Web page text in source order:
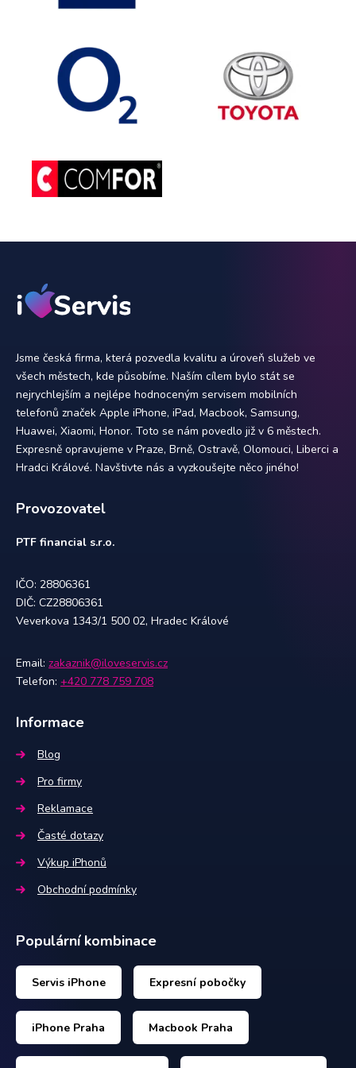
Jsme česká firma, která pozvedla kvalitu a úroveň služeb ve
všech městech, kde působíme. Naším cílem bylo stát se
nejrychlejším a nejlépe hodnoceným servisem mobilních
telefonů značek Apple iPhone, iPad, Macbook, Samsung,
Huawei, Xiaomi, Honor. Toto se nám povedlo již v 6 městech.
Expresně opravujeme v Praze, Brně, Ostravě, Olomouci, Liberci a
Hradci Králové. Navštivte nás a vyzkoušejte něco jiného!
Provozovatel
PTF financial s.r.o.
IČO: 28806361
DIČ: CZ28806361
Veverkova 1343/1 500 02, Hradec Králové
Email: zakaznik@iloveservis.cz
Telefon: +420 778 759 708
Informace
Blog
Pro firmy
Reklamace
Časté dotazy
Výkup iPhonů
Obchodní podmínky
Populární kombinace
Servis iPhone Expresní pobočky
iPhone Praha Macbook Praha